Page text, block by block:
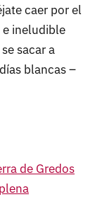
caer por el
e ineludible
sacar a
blancas –
de Gredos